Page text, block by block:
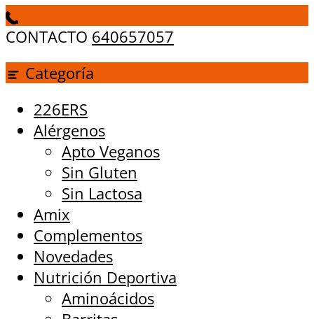
CONTACTO 640657057
Categoría
226ERS
Alérgenos
Apto Veganos
Sin Gluten
Sin Lactosa
Amix
Complementos
Novedades
Nutrición Deportiva
Aminoácidos